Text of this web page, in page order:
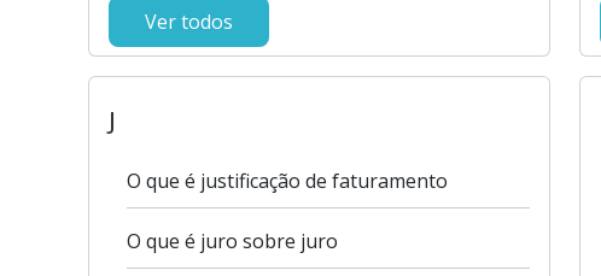
Ver todos
J
O que é justificação de faturamento
O que é juro sobre juro